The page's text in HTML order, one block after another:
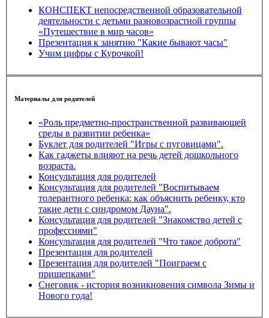
КОНСПЕКТ непосредственной образовательной
деятельности с детьми разновозрастной группы
«Путешествие в мир часов»
Презентация к занятию "Какие бывают часы"
Учим цифры с Курочкой!
Материалы для родителей
«Роль предметно-пространственной развивающей
среды в развитии ребенка»
Буклет для родителей "Игры с пуговицами".
Как гаджеты влияют на речь детей дошкольного
возраста.
Консультация для родителей
Консультация для родителей "Воспитываем
толерантного ребенка: как объяснить ребенку, кто
такие дети с синдромом Дауна".
Консультация для родителей "Знакомство детей с
профессиями"
Консультация для родителей "Что такое доброта"
Презентация для родителей
Презентация для родителей "Поиграем с
прищепками"
Снеговик - история возникновения символа Зимы и
Нового года!